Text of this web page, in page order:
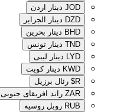
JOD دینار اردن
DZD دینار الجزایر
BHD دینار بحرین
TND دینار تونس
LYD دینار لیبی
KWD دینار کویت
R$
رئال برزیل
ZAR راند افریقای جنوبی
RUB روبل روسیه